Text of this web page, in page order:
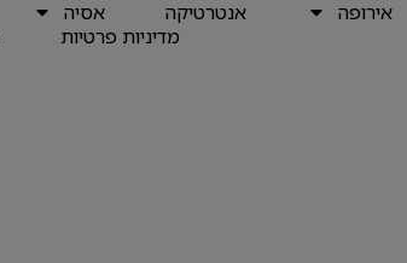
אירופה אנטרטיקה אסיה
מדיניות פרטיות